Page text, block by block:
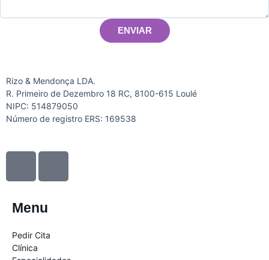
ENVIAR
Rizo & Mendonça LDA.
R. Primeiro de Dezembro 18 RC, 8100-615 Loulé
NIPC: 514879050
Número de registro ERS: 169538
n
-
f
a
Menu
Pedir Cita
Clínica